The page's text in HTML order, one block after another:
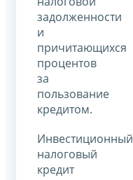
задолженности
и
причитающихся
процентов
за
пользование
кредитом.
Инвестиционный
налоговый
кредит